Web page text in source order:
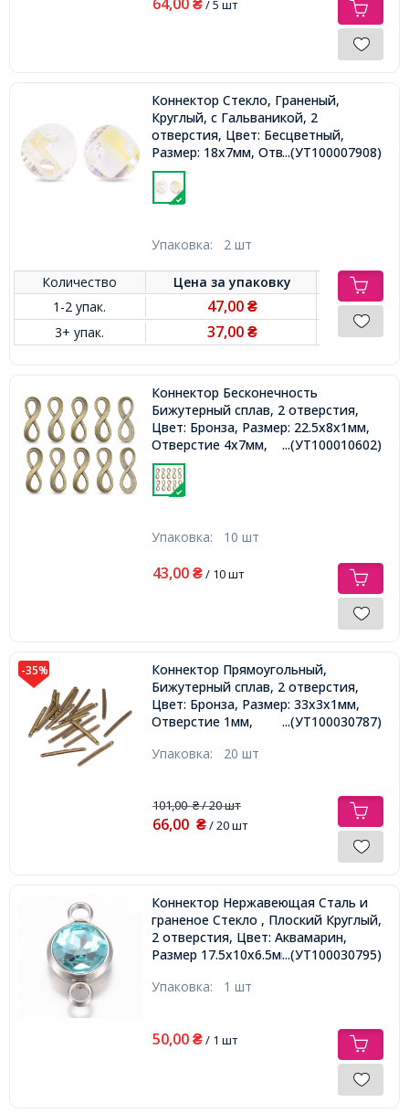
₴/ 5 шт
Коннектор Стекло, Граненый,
Круглый, с Гальваникой, 2
отверстия, Цвет: Бесцветный,
Размер: 18х7мм, Отверстие
2.5x4.5мм,
...(УТ100007908)
Упаковка: 2 шт
Количество Цена заупаковку
1-2 упак.
47,00₴
3+ упак. 37,00₴
Коннектор Бесконечность
Бижутерный сплав, 2 отверстия,
Цвет: Бронза, Размер: 22.5х8х1мм,
Отверстие 4х7мм,
...(УТ100010602)
Упаковка: 10 шт
43,00 ₴/ 10 шт
-35%
Коннектор Прямоугольный,
Бижутерный сплав, 2 отверстия,
Цвет: Бронза, Размер: 33х3х1мм,
Отверстие 1мм,
...(УТ100030787)
Упаковка: 20 шт
101,00₴/ 20 шт
66,00 ₴/ 20 шт
Коннектор Нержавеющая Сталь и
граненое Стекло , Плоский Круглый,
2 отверстия, Цвет: Аквамарин,
Размер 17.5х10х6.5мм, Отверстие
...(УТ100030795)
Упаковка: 1 шт
50,00 ₴/ 1 шт